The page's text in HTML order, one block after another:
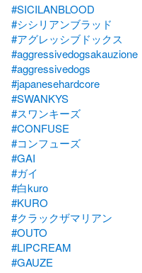
#SICILANBLOOD
#シシリアンブラッド
#アグレッシブドックス
#aggressivedogsakauzione
#aggressivedogs
#japanesehardcore
#SWANKYS
#スワンキーズ
#CONFUSE
#コンフューズ
#GAI
#ガイ
#白kuro
#KURO
#クラックザマリアン
#OUTO
#LIPCREAM
#GAUZE